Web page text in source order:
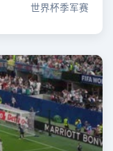
世界杯季军赛